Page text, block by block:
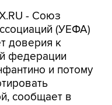
- Союз
(УЕФА)
доверия к
федерации
и потому
сообщает в